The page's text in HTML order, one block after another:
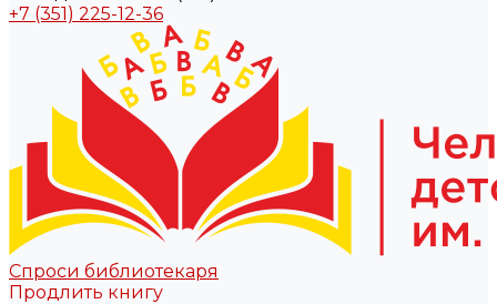
+7 (351) 225-12-36
Спроси библиотекаря
Продлить книгу